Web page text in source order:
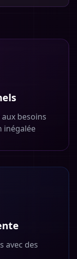
besoins
inégalée
avec des